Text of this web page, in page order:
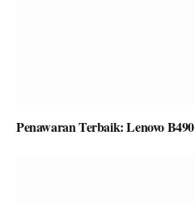
Penawaran Terbaik: Lenovo B490